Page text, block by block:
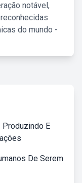
notável,
do mundo -
Produzindo E
De Serem